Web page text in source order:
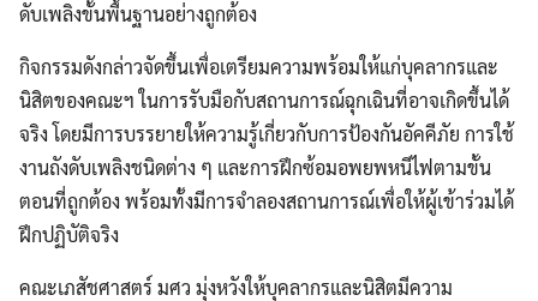
ดับเพลิงขั้นพื้นฐานอย่างถูกต้อง
กิจกรรมดังกล่าวจัดขึ้นเพื่อเตรียมความพร้อมให้แก่บุคลากรและ
นิสิตของคณะฯ ในการรับมือกับสถานการณ์ฉุกเฉินที่อาจเกิดขึ้นได้
จริง โดยมีการบรรยายให้ความรู้เกี่ยวกับการป้องกันอัคคีภัย การใช้
งานถังดับเพลิงชนิดต่าง ๆ และการฝึกซ้อมอพยพหนีไฟตามขั้น
ตอนที่ถูกต้อง พร้อมทั้งมีการจำลองสถานการณ์เพื่อให้ผู้เข้าร่วมได้
ฝึกปฏิบัติจริง
คณะเภสัชศาสตร์ มศว มุ่งหวังให้บุคลากรและนิสิตมีความ